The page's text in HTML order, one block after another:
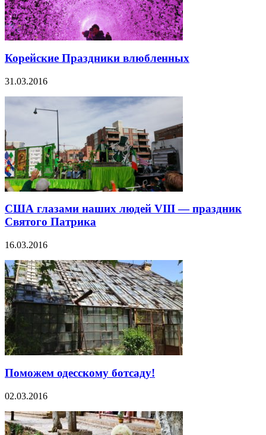
Корейские Праздники влюбленных
31.03.2016
США глазами наших людей VІII — праздник
Святого Патрика
16.03.2016
Поможем одесскому ботсаду!
02.03.2016